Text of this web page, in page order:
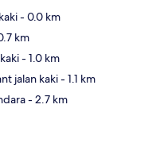
- 0.0 km
km
- 1.0 km
jalan kaki- 1.1 km
- 2.7 km